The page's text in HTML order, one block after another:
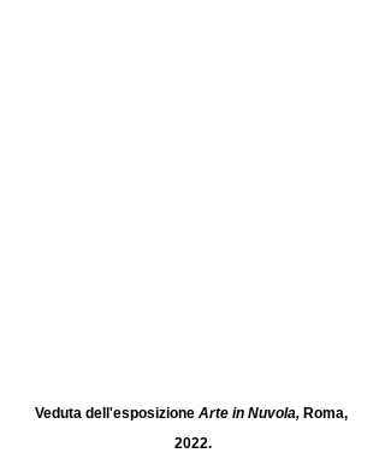
Veduta dell'esposizione Arte in Nuvola, Roma,
2022.